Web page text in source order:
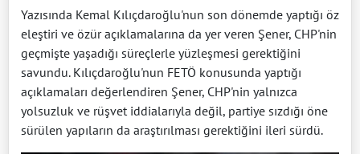
Yazısında Kemal Kılıçdaroğlu'nun son dönemde yaptığı öz
eleştiri ve özür açıklamalarına da yer veren Şener, CHP'nin
geçmişte yaşadığı süreçlerle yüzleşmesi gerektiğini
savundu. Kılıçdaroğlu'nun FETÖ konusunda yaptığı
açıklamaları değerlendiren Şener, CHP'nin yalnızca
yolsuzluk ve rüşvet iddialarıyla değil, partiye sızdığı öne
sürülen yapıların da araştırılması gerektiğini ileri sürdü.